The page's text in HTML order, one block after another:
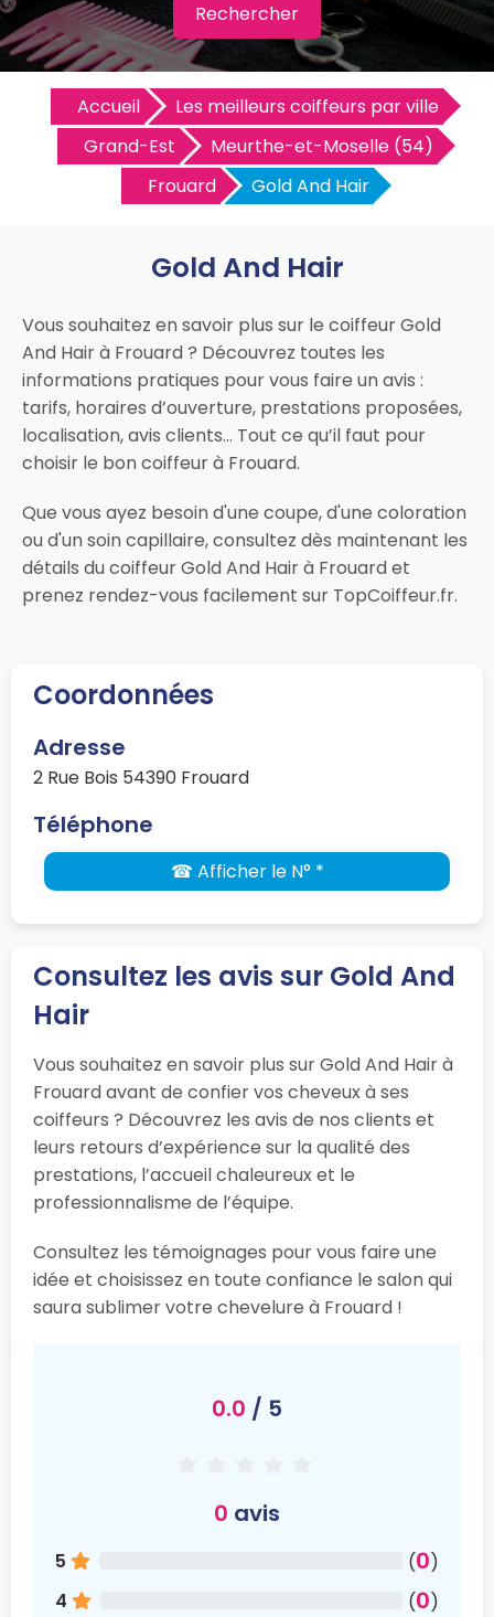
Rechercher
Accueil
Les meilleurs coiffeurs par ville
Grand-Est
Meurthe-et-Moselle (54)
Frouard
Gold And Hair
Gold And Hair
Vous souhaitez en savoir plus sur le coiffeur Gold
And Hair à Frouard ? Découvrez toutes les
informations pratiques pour vous faire un avis :
tarifs, horaires d’ouverture, prestations proposées,
localisation, avis clients… Tout ce qu’il faut pour
choisir le bon coiffeur à Frouard.
Que vous ayez besoin d'une coupe, d'une coloration
ou d'un soin capillaire, consultez dès maintenant les
détails du coiffeur Gold And Hair à Frouard et
prenez rendez-vous facilement sur TopCoiffeur.fr.
Coordonnées
Adresse
2 Rue Bois 54390 Frouard
Téléphone
☎ Afficher le N° *
Consultez les avis sur Gold And
Hair
Vous souhaitez en savoir plus sur Gold And Hair à
Frouard avant de confier vos cheveux à ses
coiffeurs ? Découvrez les avis de nos clients et
leurs retours d’expérience sur la qualité des
prestations, l’accueil chaleureux et le
professionnalisme de l’équipe.
Consultez les témoignages pour vous faire une
idée et choisissez en toute confiance le salon qui
saura sublimer votre chevelure à Frouard !
0.0 / 5
0 avis
5 (0)
4
(0)